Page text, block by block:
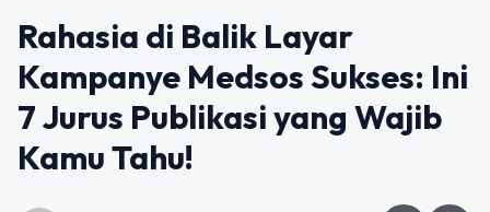
Rahasia di Balik Layar
Kampanye Medsos Sukses: Ini
7 Jurus Publikasi yang Wajib
Kamu Tahu!